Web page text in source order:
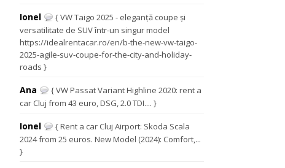
Ionel
{ VW Taigo 2025 - eleganță coupe și
versatilitate de SUV într-un singur model
https://idealrentacar.ro/en/b-the-new-vw-taigo-
2025-agile-suv-coupe-for-the-city-and-holiday-
roads }
Ana
{ VW Passat Variant Highline 2020: rent a
car Cluj from 43 euro, DSG, 2.0 TDI.... }
Ionel
{ Rent a car Cluj Airport: Skoda Scala
2024 from 25 euros. New Model (2024): Comfort,...
}